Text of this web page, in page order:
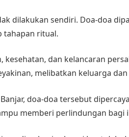
dilakukan sendiri. Doa-doa
tahapan ritual.
kesehatan, dan kelancaran
melibatkan keluarga
doa-doa tersebut
memberi perlindungan bagi